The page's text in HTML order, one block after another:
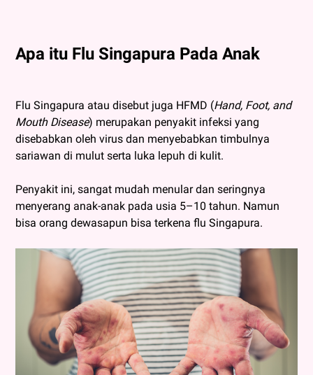
Apa itu Flu Singapura Pada Anak
Flu Singapura atau disebut juga HFMD (Hand, Foot, and
Mouth Disease) merupakan penyakit infeksi yang
disebabkan oleh virus dan menyebabkan timbulnya
sariawan di mulut serta luka lepuh di kulit.
Penyakit ini, sangat mudah menular dan seringnya
menyerang anak-anak pada usia 5–10 tahun. Namun
bisa orang dewasapun bisa terkena flu Singapura.